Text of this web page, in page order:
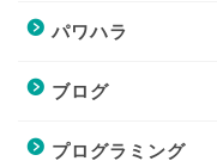
パワハラ
ブログ
プログラミング